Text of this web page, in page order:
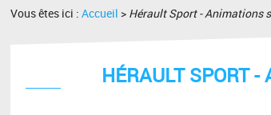
Vous êtes ici :Accueil > Hérault Sport - Animations
HÉRAULT SPORT